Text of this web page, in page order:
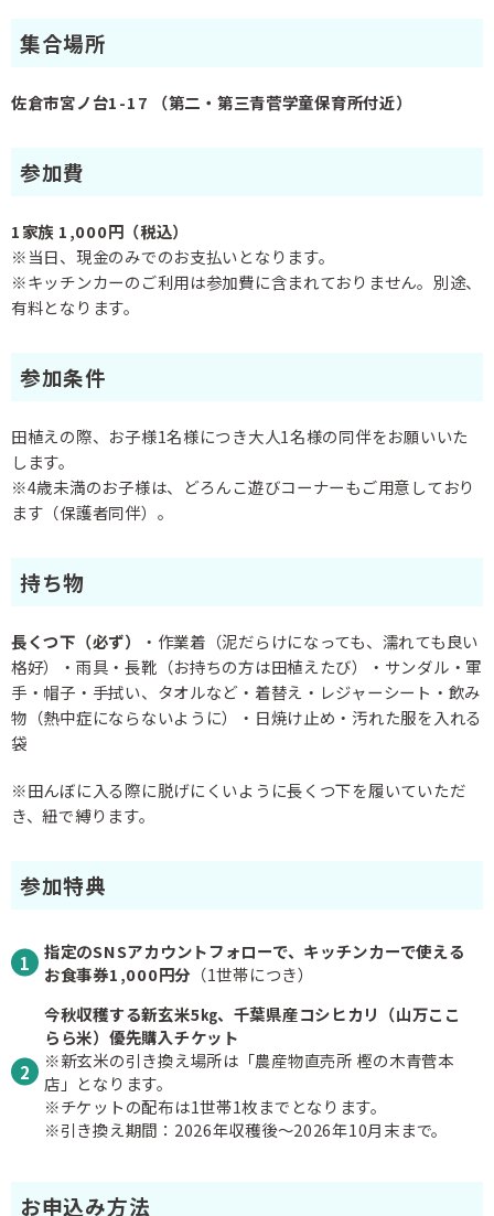
集合場所
佐倉市宮ノ台1-17 （第二・第三青菅学童保育所付近）
参加費
1家族 1,000円（税込）
※当日、現金のみでのお支払いとなります。
※キッチンカーのご利用は参加費に含まれておりません。別途、
有料となります。
参加条件
田植えの際、お子様1名様につき大人1名様の同伴をお願いいた
します。
※4歳未満のお子様は、どろんこ遊びコーナーもご用意しており
ます（保護者同伴）。
持ち物
長くつ下（必ず）
・作業着（泥だらけになっても、濡れても良い
格好）・雨具・長靴（お持ちの方は田植えたび）・サンダル・軍
手・帽子・手拭い、タオルなど・着替え・レジャーシート・飲み
物（熱中症にならないように）・日焼け止め・汚れた服を入れる
袋
※田んぼに入る際に脱げにくいように長くつ下を履いていただ
き、紐で縛ります。
参加特典
指定のSNSアカウントフォローで、キッチンカーで使える
お食事券1,000円分（1世帯につき）
今秋収穫する新玄米5㎏、千葉県産コシヒカリ（山万ここ
らら米）優先購入チケット
※新玄米の引き換え場所は「農産物直売所 樫の木青菅本
店」となります。
※チケットの配布は1世帯1枚までとなります。
※引き換え期間：2026年収穫後～2026年10月末まで。
お申込み方法